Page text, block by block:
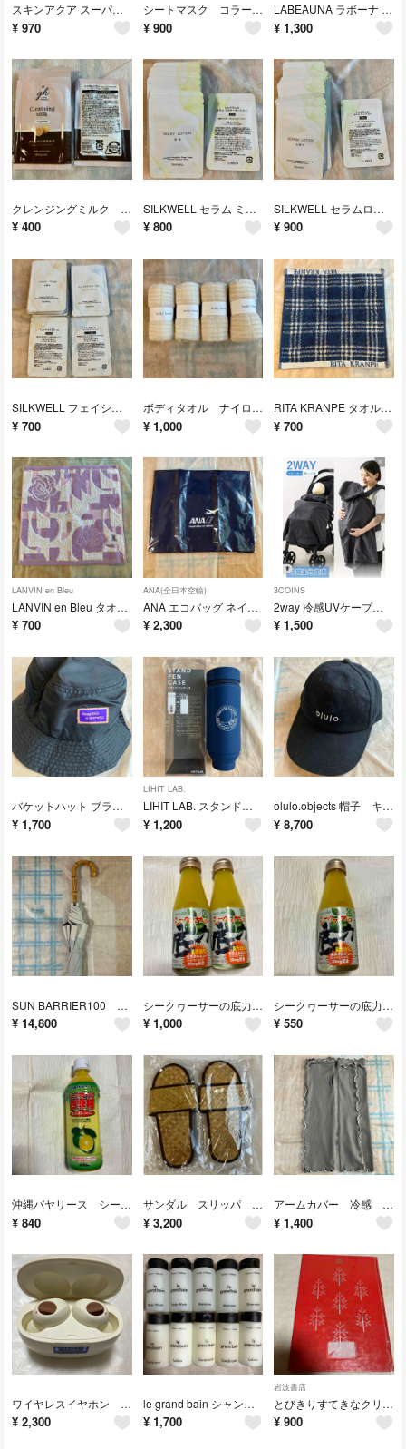
スキンアクア スーパーモイスチャーUV ライトアップエッセンス 日焼け止め
¥ 970
シートマスク コラーゲン ロイヤルハニー アスタキサンチン ヒアルロン酸
¥ 900
LABEAUNA ラボーナ 密着シートマスク フェイス ローヤルゼリー
¥ 1,300
クレンジングミルク メイク落とし ゼミド ホホバオイル グレープフルーツ
¥ 400
SILKWELL セラム ミルキーローション 乳液 セット
¥ 800
SILKWELL セラムローション 化粧水 セット
¥ 900
SILKWELL フェイシャルフォーム クレンジングジェル 洗顔 セット
¥ 700
ボディタオル ナイロン ウォッシュタオル セット
¥ 1,000
RITA KRANPE タオルハンカチ ネイビー チェック リタクランぺ
¥ 700
LANVIN en Bleu
LANVIN en Bleu タオルハンカチ パープル 薔薇
¥ 700
ANA(全日本空輸)
ANA エコバッグ ネイビー ノベルティ 就航記念 非売品
¥ 2,300
3COINS
2way 冷感UVケープ 抱っこ紐 フード レインカバー 3coins
¥ 1,500
バケットハット ブラック Keep this a secret 黒 ナイロン
¥ 1,700
LIHIT LAB.
LIHIT LAB. スタンドペンケース リヒトラブ ネイビー
¥ 1,200
olulo.objects 帽子 キャップ ブラック 黒
¥ 8,700
SUN BARRIER100 サンバリア 100 晴雨兼用 竹製ハンドル
¥ 14,800
シークヮーサーの底力 果汁入り飲料 セラクルミン エキス ジュース
¥ 1,000
シークヮーサーの底力 果汁入り飲料 セラクルミン エキス ジュース
¥ 550
沖縄バヤリース シークヮサー入り四季柑 果汁100% 濃縮還元 ジュース
¥ 840
サンダル スリッパ ルームシューズ
¥ 3,200
アームカバー 冷感 手袋 日焼け対策 ロング グレー シンプル パイピング
¥ 1,400
ワイヤレスイヤホン TGCコラボ 白 ホワイト ピンクゴールド 本体 充電ケース
¥ 2,300
le grand bain シャンプー コンディショナー セット シェラトン
¥ 1,700
岩波書店
とびきりすてきなクリスマス best Christmas リー・キングマン
¥ 900